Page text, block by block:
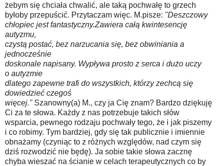
żebym się chciała chwalić, ale taką pochwałę to grzech
byłoby przepuścić. Przytaczam więc. M.pisze: "Deszczowy
chłopiec jest fantastyczny.Zawiera całą kwintesencję
autyzmu,
czystą postać, bez narzucania się, bez obwiniania a
jednocześnie
doskonale napisany. Wypływa prosto z serca i dużo uczy
o autyzmie
dlatego zapewne trafi do wszystkich, którzy zechcą się
dowiedzieć czegoś
więcej."Szanowny(a) M., czy ja Cię znam? Bardzo dziękuję
Ci za te słowa. Każdy z nas potrzebuje takich słów
wsparcia, pewnego rodzaju pochwały tego, że i jak piszemy
i co robimy. Tym bardziej, gdy się tak publicznie i imiennie
obnażamy (czyniąc to z różnych względów, nad czym się
dziś rozwodzić nie będę). Ja sobie takie słowa zacznę
chyba wieszać na ścianie w celach terapeutycznych co by